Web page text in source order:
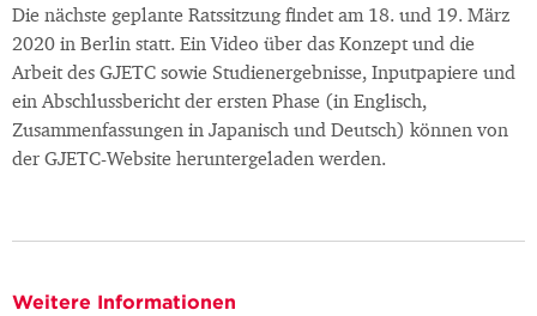
Die nächste geplante Ratssitzung findet am 18. und 19. März
2020 in Berlin statt. Ein Video über das Konzept und die
Arbeit des GJETC sowie Studienergebnisse, Inputpapiere und
ein Abschlussbericht der ersten Phase (in Englisch,
Zusammenfassungen in Japanisch und Deutsch) können von
der GJETC-Website heruntergeladen werden.
Weitere Informationen